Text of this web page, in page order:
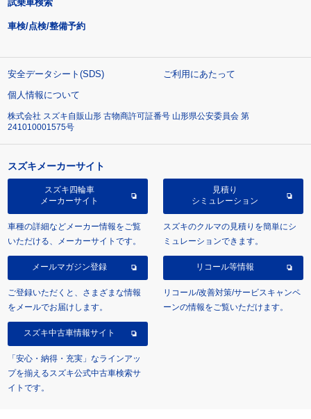
試乗車検索
車検/点検/整備予約
安全データシート(SDS)
ご利用にあたって
個人情報について
株式会社 スズキ自販山形 古物商許可証番号 山形県公安委員会 第
241010001575号
スズキメーカーサイト
スズキ四輪車
メーカーサイト
車種の詳細などメーカー情報をご覧
いただける、メーカーサイトです。
見積り
シミュレーション
スズキのクルマの見積りを簡単にシ
ミュレーションできます。
メールマガジン登録
ご登録いただくと、さまざまな情報
をメールでお届けします。
リコール等情報
リコール/改善対策/サービスキャンペ
ーンの情報をご覧いただけます。
スズキ中古車情報サイト
「安心・納得・充実」なラインアッ
プを揃えるスズキ公式中古車検索サ
イトです。